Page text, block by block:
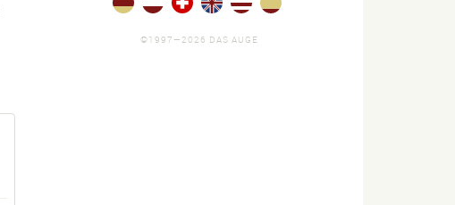
©1997—2026 DAS AUGE